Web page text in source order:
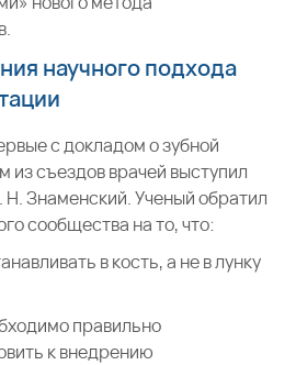
научного подхода
с докладом о зубной
из съездов врачей выступил
Н. Знаменский. Ученый обратил
сообщества на то, что:
в кость, а не в лунку
правильно
к внедрению